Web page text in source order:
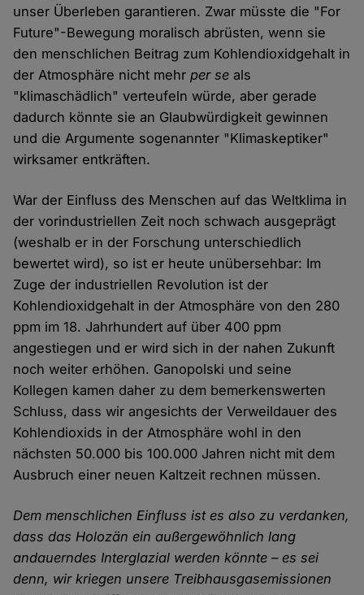
unser Überleben garantieren. Zwar müsste die "For
Future"-Bewegung moralisch abrüsten, wenn sie
den menschlichen Beitrag zum Kohlendioxidgehalt in
der Atmosphäre nicht mehrper se als
"klimaschädlich" verteufeln würde, aber gerade
dadurch könnte sie an Glaubwürdigkeit gewinnen
und die Argumente sogenannter "Klimaskeptiker"
wirksamer entkräften.
War der Einfluss des Menschen auf das Weltklima in
der vorindustriellen Zeit noch schwach ausgeprägt
(weshalb er in der Forschung unterschiedlich
bewertet wird), so ist er heute unübersehbar: Im
Zuge der industriellen Revolution ist der
Kohlendioxidgehalt in der Atmosphäre von den 280
ppm im 18. Jahrhundert auf über 400 ppm
angestiegen und er wird sich in der nahen Zukunft
noch weiter erhöhen. Ganopolski und seine
Kollegen kamen daher zu dem bemerkenswerten
Schluss, dass wir angesichts der Verweildauer des
Kohlendioxids in der Atmosphäre wohl in den
nächsten 50.000 bis 100.000 Jahren nicht mit dem
Ausbruch einer neuen Kaltzeit rechnen müssen.
Dem menschlichen Einfluss ist es also zu verdanken,
dass das Holozän ein außergewöhnlich lang
andauerndes Interglazial werden könnte – es sei
denn, wir kriegen unsere Treibhausgasemissionen